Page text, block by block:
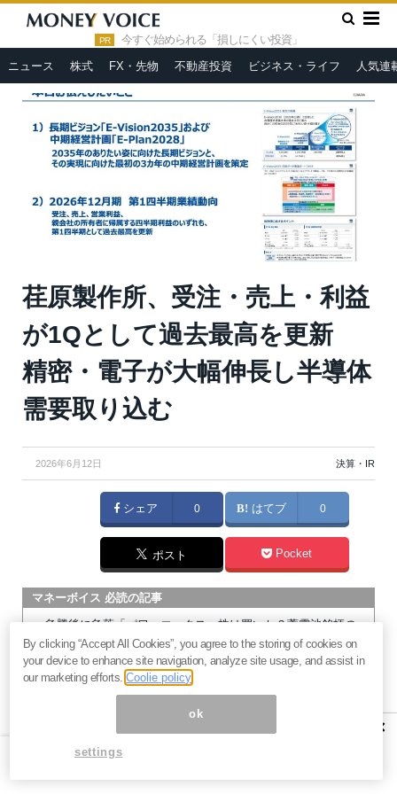
PR 今すぐ始められる「損しにくい投資」
ニュース 株式 FX・先物 不動産投資 ビジネス・ライフ 人気連
HOME » 決算・IR »
荏原製作所、受注・売上・利益が1Qとし
て過去最高を更新 精密・電子が大幅伸長し半導体需要取り込む
荏原製作所、受注・売上・利益
が1Qとして過去最高を更新
精密・電子が大幅伸長し半導体
需要取り込む
2026年6月12日 決算・IR
シェア 0 はてブ 0
ポスト Pocket
マネーボイス 必読の記事
急騰後に急落「パワーエックス」株は買いか？蓄電池銘柄の
将来性とリスク
過去最高益「サンリオ」は買いか？決算で見えた“強い事
業”と“脆い統治”の同居
村田製作所なぜ株価3.8倍急騰？AIデータセンター需要の期待
「蓄電所」設置ブームで恩恵！株価上昇が見込める日本企業4
×
By clicking “Accept All Cookies”, you agree to the storing of cookies on
your device to enhance site navigation, analyze site usage, and assist in
our marketing efforts.Coolie policy
ok
settings